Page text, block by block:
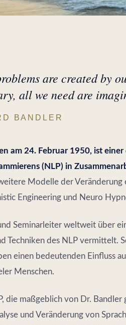
are created by
all we need are
BANDLER
am 24. Februar 1950, ist
(NLP) in
Modelle der
Engineering und Neuro
Seminarleiter weltweit über
Techniken des NLP vermittelt.
einen bedeutenden Einfluss
Menschen.
die maßgeblich von Dr.
und Veränderung von